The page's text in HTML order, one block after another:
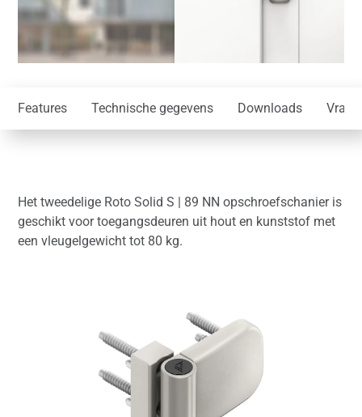
Features Technische gegevens Downloads
Het tweedelige Roto Solid S | 89 NN opschroefschanier is
geschikt voor toegangsdeuren uit hout en kunststof met
een vleugelgewicht tot 80 kg.